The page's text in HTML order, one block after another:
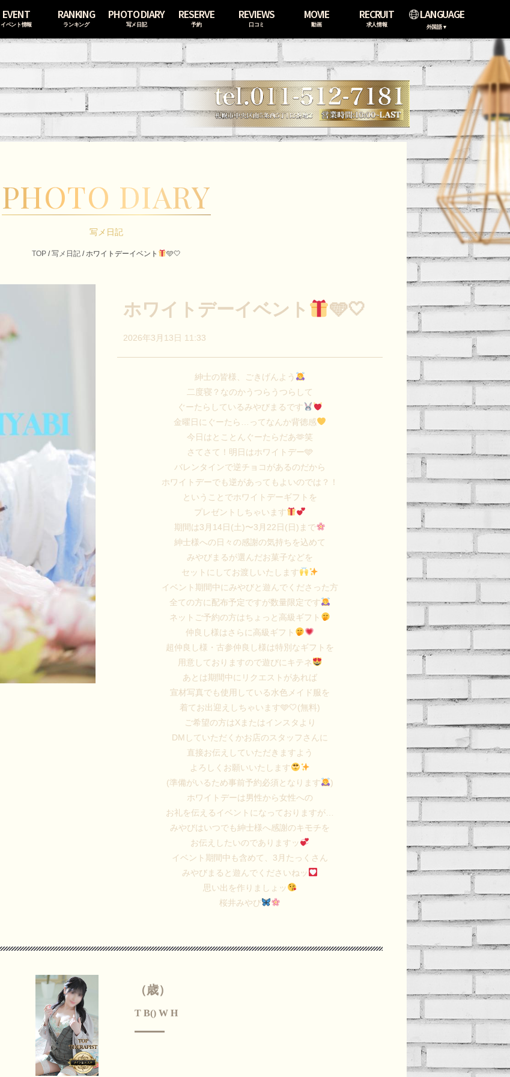
EVENT
イベント情報
RANKING
ランキング
PHOTO DIARY
写メ日記
RESERVE
予約
REVIEWS
口コミ
MOVIE
動画
RECRUIT
求人情報
LANGUAGE
外国語▼
PHOTO DIARY
写メ日記
TOP /写メ日記 /ホワイトデーイベント 🩵🤍
ホワイトデーイベント 🩵🤍
2026年3月13日 11:33
紳士の皆様、ごきげんよう
二度寝？なのかうつらうつらして
ぐーたらしているみやびまるです
金曜日にぐーたら…ってなんか背徳感
今日はとことんぐーたらだあ🫶笑
さてさて！明日はホワイトデー🩵
バレンタインで逆チョコがあるのだから
ホワイトデーでも逆があってもよいのでは？！
ということでホワイトデーギフトを
プレゼントしちゃいます
期間は3月14日(土)〜3月22日(日)まで
紳士様への日々の感謝の気持ちを込めて
みやびまるが選んだお菓子などを
セットにしてお渡しいたします
イベント期間中にみやびと遊んでくださった方
全ての方に配布予定ですが数量限定です
ネットご予約の方はちょっと高級ギフト
仲良し様はさらに高級ギフト
超仲良し様・古参仲良し様は特別なギフトを
用意しておりますので遊びにキテネ
あとは期間中にリクエストがあれば
宣材写真でも使用している水色メイド服を
着てお出迎えしちゃいます🩵🤍(無料)
ご希望の方はXまたはインスタより
DMしていただくかお店のスタッフさんに
直接お伝えしていただきますよう
よろしくお願いいたします
(準備がいるため事前予約必須となります
)
ホワイトデーは男性から女性への
お礼を伝えるイベントになっておりますが…
みやびはいつでも紳士様へ感謝のキモチを
お伝えしたいのでありますッ
イベント期間中も含めて、3月たっくさん
みやびまると遊んでくださいねッ
思い出を作りましょッ
桜井みやび
（歳）
T B() W H